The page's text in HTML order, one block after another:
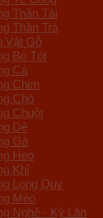
Thần Tài
Thần Trà
Vật Gỗ
Bò Tót
Cá
Chim
Chó
Chuột
Dê
Gà
Heo
Khỉ
Long Quy
Mèo
Nghê - Kỳ Lân